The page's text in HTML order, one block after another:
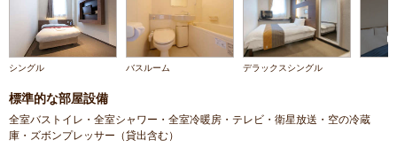
シングル バスルーム デラックスシングル
標準的な部屋設備
全室バストイレ・全室シャワー・全室冷暖房・テレビ・衛星放送・空の冷蔵
庫・ズボンプレッサー（貸出含む）